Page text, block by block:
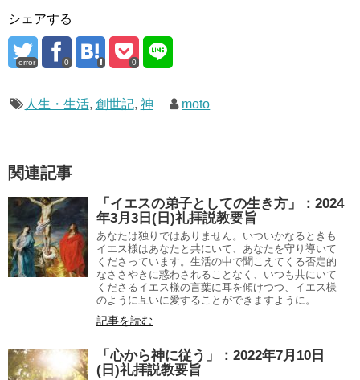
シェアする
error 0 0
人生・生活, 創世記, 神 moto
関連記事
「イエスの弟子としての生き方」：2024
年3月3日(日)礼拝説教要旨
あなたは独りではありません。いついかなるときも
イエス様はあなたと共にいて、あなたを守り導いて
くださっています。生活の中で聞こえてくる否定的
なささやきに惑わされることなく、いつも共にいて
くださるイエス様の言葉に耳を傾けつつ、イエス様
のように互いに愛することができますように。
記事を読む
「心から神に従う」：2022年7月10日
(日)礼拝説教要旨